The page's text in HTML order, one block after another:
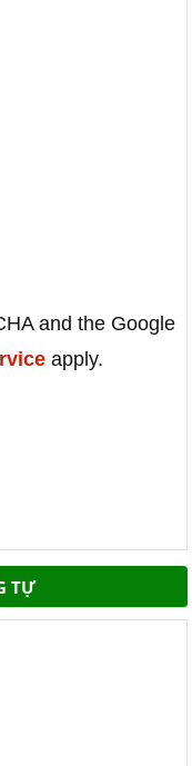
and the Google
apply.
TỰ